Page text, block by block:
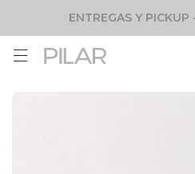
ENTREGAS Y
